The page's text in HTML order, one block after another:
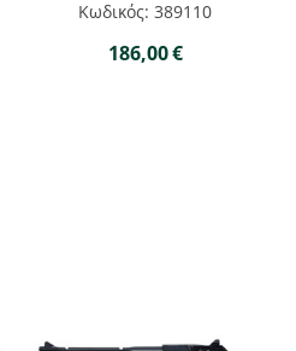
Κωδικός: 389110
186,00€